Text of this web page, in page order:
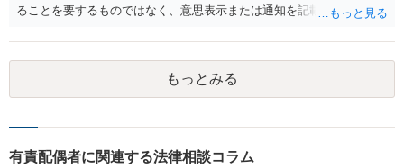
ることを要するものではなく、意思表示または通知を記載した書面
られます（最判昭和43年12月17日）。したがって、相手方の支配圏内
に入っていれば（郵便受けに投函するなど。実際には配達証明などを
つけたほうがよいでしょう。）、時効の完成猶予の効果を享受できる
と考えます。 その結果、催告の時効完成猶予期間の6か月の間に訴訟
もっとみる
有責配偶者に関連する法律相談コラム